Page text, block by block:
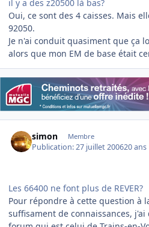
il y a des z20500 là bas?
Oui, ce sont des 4 caisses. Mais
92050.
Je n'ai conduit quasiment que ça
alors que mon EM de base était
simon Membre
Publication:27 juillet 200620 ans
Les 66400 ne font plus de REVER?
Pour répondre à cette question à
suffisament de connaissances,